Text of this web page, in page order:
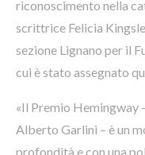
riconoscimento nella
scrittrice Felicia
sezione Lignano per il
cui è stato assegnato
«Il Premio Hemingway
Alberto Garlini – è un
profondità e con una